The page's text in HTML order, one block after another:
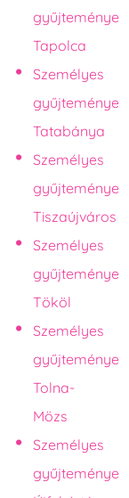
gyűjteménye
Tapolca
Személyes
gyűjteménye
Tatabánya
Személyes
gyűjteménye
Tiszaújváros
Személyes
gyűjteménye
Tököl
Személyes
gyűjteménye
Tolna-
Mözs
Személyes
gyűjteménye